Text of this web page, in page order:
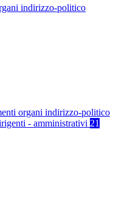
indirizzo-politico
organi indirizzo-politico
- amministrativi 21